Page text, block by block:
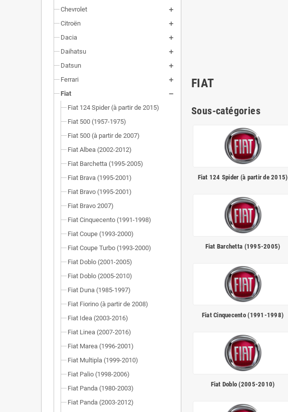
Chevrolet
Citroën
Dacia
Daihatsu
Datsun
Ferrari
Fiat
Fiat 124 Spider (à partir de 2015)
Fiat 500 (1957-1975)
Fiat 500 (à partir de 2007)
Fiat Albea (2002-2012)
Fiat Barchetta (1995-2005)
Fiat Brava (1995-2001)
Fiat Bravo (1995-2001)
Fiat Bravo 2007)
Fiat Cinquecento (1991-1998)
Fiat Coupe (1993-2000)
Fiat Coupe Turbo (1993-2000)
Fiat Doblo (2001-2005)
Fiat Doblo (2005-2010)
Fiat Duna (1985-1997)
Fiat Fiorino (à partir de 2008)
Fiat Idea (2003-2016)
Fiat Linea (2007-2016)
Fiat Marea (1996-2001)
Fiat Multipla (1999-2010)
Fiat Palio (1998-2006)
Fiat Panda (1980-2003)
Fiat Panda (2003-2012)
FIAT
Sous-catégories
Fiat 124 Spider (à partir de 2015)
Fiat Barchetta (1995-2005)
Fiat Cinquecento (1991-1998)
Fiat Doblo (2005-2010)